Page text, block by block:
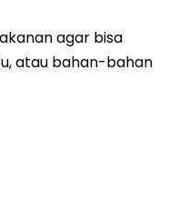
agar bisa
atau bahan-bahan